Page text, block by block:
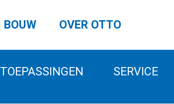
BOUW
TOEPASSINGEN SERVICE
OVER OTTO